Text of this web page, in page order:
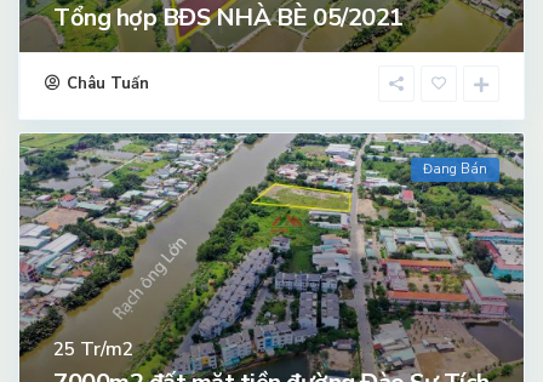
Tổng hợp BĐS NHÀ BÈ 05/2021
Châu Tuấn
Đang Bán
25 Tr/m2